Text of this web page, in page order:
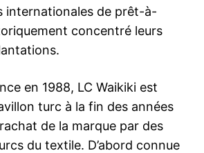
internationales de prêt-à-
concentré leurs
en 1988, LC Waikiki est
turc à la fin des années
de la marque par des
du textile. D’abord connue